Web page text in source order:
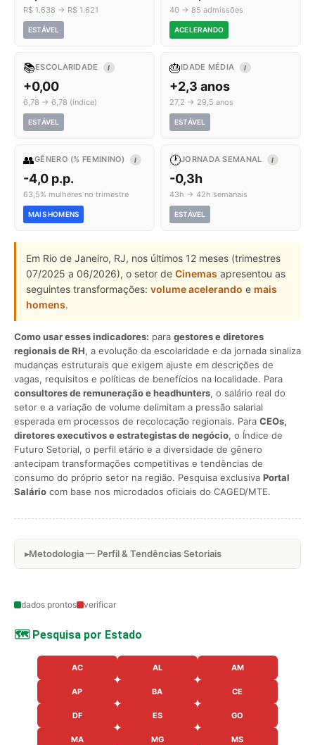
R$ 1.638 → R$ 1.621
ESTÁVEL
40 → 85 admissões
ACELERANDO
📚ESCOLARIDADE I
+0,00
6,78 → 6,78 (índice)
ESTÁVEL
🎂IDADE MÉDIA I
+2,3 anos
27,2 → 29,5 anos
ESTÁVEL
👥GÊNERO (% FEMININO) I
-4,0 p.p.
63,5% mulheres no trimestre
MAIS HOMENS
🕐JORNADA SEMANAL I
-0,3h
43h → 42h semanais
ESTÁVEL
Em Rio de Janeiro, RJ, nos últimos 12 meses (trimestres
07/2025 a 06/2026), o setor de Cinemas apresentou as
seguintes transformações: volume acelerando e mais
homens.
Como usar esses indicadores: para gestores e diretores
regionais de RH, a evolução da escolaridade e da jornada sinaliza
mudanças estruturais que exigem ajuste em descrições de
vagas, requisitos e políticas de benefícios na localidade. Para
consultores de remuneração e headhunters, o salário real do
setor e a variação de volume delimitam a pressão salarial
esperada em processos de recolocação regionais. Para CEOs,
diretores executivos e estrategistas de negócio, o Índice de
Futuro Setorial, o perfil etário e a diversidade de gênero
antecipam transformações competitivas e tendências de
consumo do próprio setor na região. Pesquisa exclusiva Portal
Salário com base nos microdados oficiais do CAGED/MTE.
Metodologia — Perfil & Tendências Setoriais
dados prontos verificar
🗺️ Pesquisa por Estado
AC AL AM
AP BA CE
DF ES GO
MA MG MS